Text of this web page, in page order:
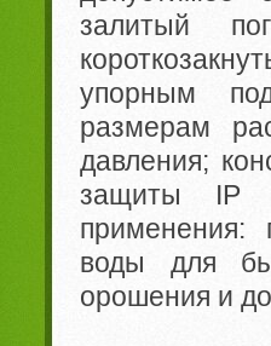
залитый
упорным
размерам
давления;
защиты IP
применения:
воды для
орошения и